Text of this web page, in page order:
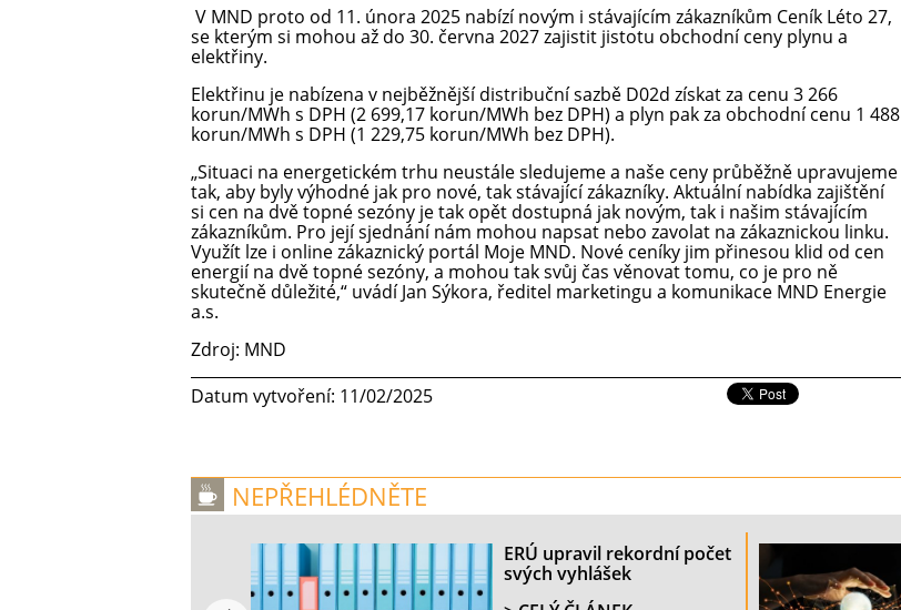
V MND proto od 11. února 2025 nabízí novým i stávajícím zákazníkům Ceník Léto 27,
se kterým si mohou až do 30. června 2027 zajistit jistotu obchodní ceny plynu a
elektřiny.
Elektřinu je nabízena v nejběžnější distribuční sazbě D02d získat za cenu 3 266
korun/MWh s DPH (2 699,17 korun/MWh bez DPH) a plyn pak za obchodní cenu 1 488
korun/MWh s DPH (1 229,75 korun/MWh bez DPH).
„Situaci na energetickém trhu neustále sledujeme a naše ceny průběžně upravujeme
tak, aby byly výhodné jak pro nové, tak stávající zákazníky. Aktuální nabídka zajištění
si cen na dvě topné sezóny je tak opět dostupná jak novým, tak i našim stávajícím
zákazníkům. Pro její sjednání nám mohou napsat nebo zavolat na zákaznickou linku.
Využít lze i online zákaznický portál Moje MND. Nové ceníky jim přinesou klid od cen
energií na dvě topné sezóny, a mohou tak svůj čas věnovat tomu, co je pro ně
skutečně důležité,“ uvádí Jan Sýkora, ředitel marketingu a komunikace MND Energie
a.s.
Zdroj: MND
Datum vytvoření: 11/02/2025
NEPŘEHLÉDNĚTE
ERÚ upravil rekordní počet
svých vyhlášek